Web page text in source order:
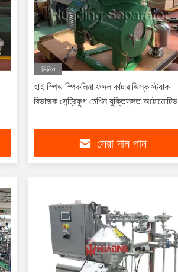
ভিডিও
হাই স্পিড স্পিরুলিনা ফসল কাটার ডিস্ক স্ট্যাক
বিভাজক সেন্ট্রিফুগ মেশিন যুক্তিসঙ্গত অটোমোটিভ
সেরা দাম পান